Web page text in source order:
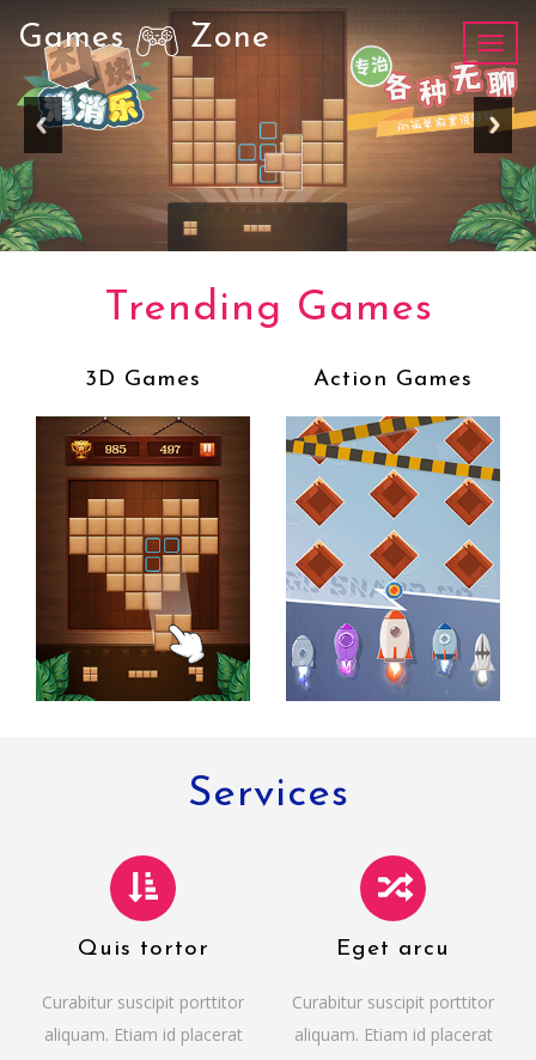
Games Zone
Trending Games
3D Games Action Games
Services
Quis tortor
Curabitur suscipit porttitor
aliquam. Etiam id placerat
Eget arcu
Curabitur suscipit porttitor
aliquam. Etiam id placerat